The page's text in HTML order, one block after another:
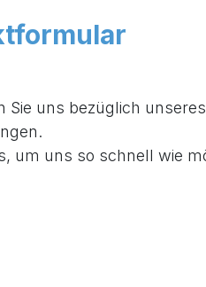
Sie uns bezüglich
um uns so schnell wie